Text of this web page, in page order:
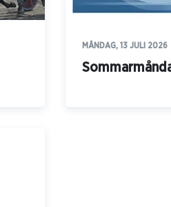
MÅNDAG, 13 JULI 2026